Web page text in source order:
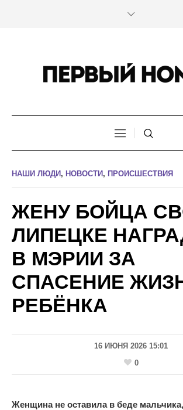
НАШИ ЛЮДИ , НОВОСТИ , ПРОИСШЕСТВИЯ
ЖЕНУ БОЙЦА
ЛИПЕЦКЕ
В МЭРИИ ЗА
СПАСЕНИЕ
РЕБЁНКА
16 ИЮНЯ 2026 15:01
0
Женщина не оставила в беде